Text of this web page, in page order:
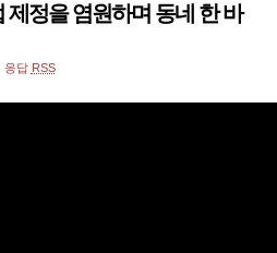
제정을 염원하며 동네 한 바
응답 RSS